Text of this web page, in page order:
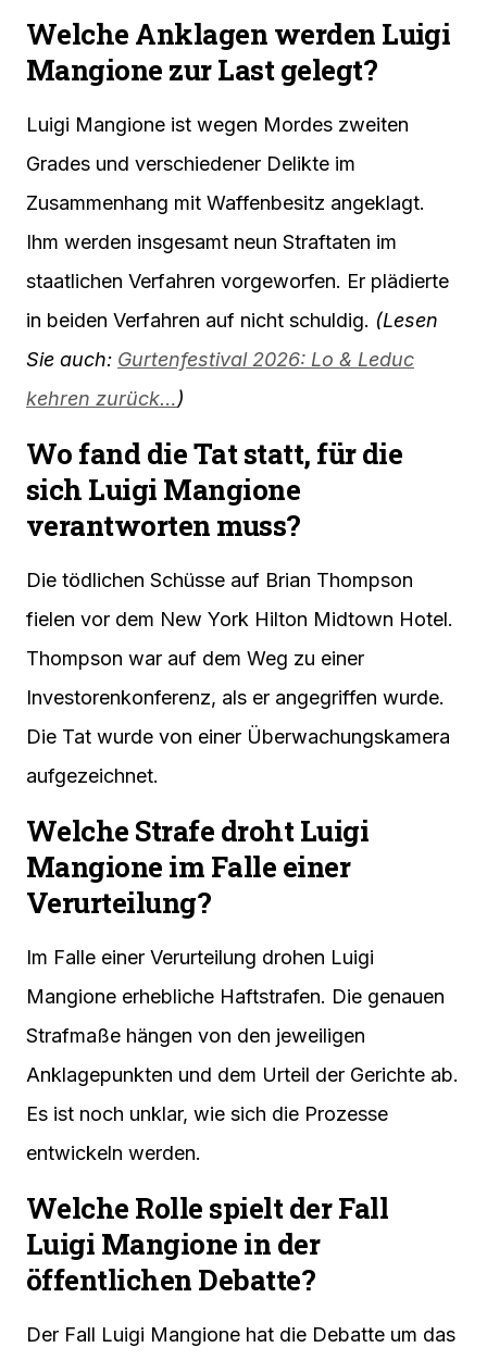
Welche Anklagen werden Luigi
Mangione zur Last gelegt?
Luigi Mangione ist wegen Mordes zweiten
Grades und verschiedener Delikte im
Zusammenhang mit Waffenbesitz angeklagt.
Ihm werden insgesamt neun Straftaten im
staatlichen Verfahren vorgeworfen. Er plädierte
in beiden Verfahren auf nicht schuldig. (Lesen
Sie auch: Gurtenfestival 2026: Lo & Leduc
kehren zurück…)
Wo fand die Tat statt, für die
sich Luigi Mangione
verantworten muss?
Die tödlichen Schüsse auf Brian Thompson
fielen vor dem New York Hilton Midtown Hotel.
Thompson war auf dem Weg zu einer
Investorenkonferenz, als er angegriffen wurde.
Die Tat wurde von einer Überwachungskamera
aufgezeichnet.
Welche Strafe droht Luigi
Mangione im Falle einer
Verurteilung?
Im Falle einer Verurteilung drohen Luigi
Mangione erhebliche Haftstrafen. Die genauen
Strafmaße hängen von den jeweiligen
Anklagepunkten und dem Urteil der Gerichte ab.
Es ist noch unklar, wie sich die Prozesse
entwickeln werden.
Welche Rolle spielt der Fall
Luigi Mangione in der
öffentlichen Debatte?
Der Fall Luigi Mangione hat die Debatte um das